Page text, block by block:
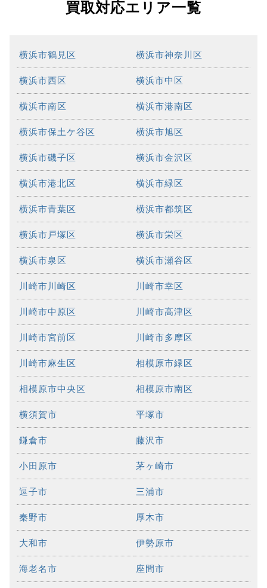
買取対応エリア一覧
横浜市鶴見区 横浜市神奈川区
横浜市西区 横浜市中区
横浜市南区 横浜市港南区
横浜市保土ケ谷区 横浜市旭区
横浜市磯子区 横浜市金沢区
横浜市港北区 横浜市緑区
横浜市青葉区 横浜市都筑区
横浜市戸塚区 横浜市栄区
横浜市泉区 横浜市瀬谷区
川崎市川崎区 川崎市幸区
川崎市中原区 川崎市高津区
川崎市宮前区 川崎市多摩区
川崎市麻生区 相模原市緑区
相模原市中央区 相模原市南区
横須賀市 平塚市
鎌倉市 藤沢市
小田原市 茅ヶ崎市
逗子市 三浦市
秦野市 厚木市
大和市 伊勢原市
海老名市 座間市